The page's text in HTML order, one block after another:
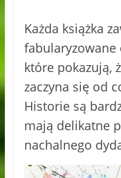
Każda książka
fabularyzowane
które pokazują,
zaczyna się od
Historie są
mają delikatne
nachalnego